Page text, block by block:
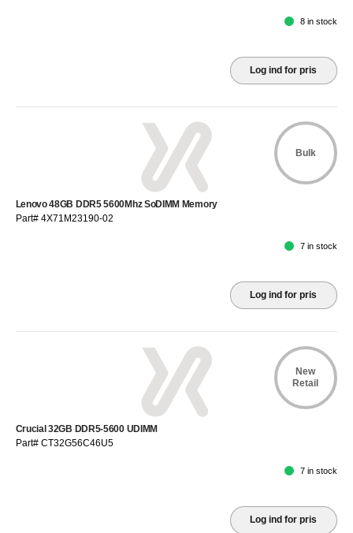
8 in stock
Log ind for pris
Bulk
Lenovo 48GB DDR5 5600Mhz SoDIMM Memory
Part# 4X71M23190-02
7 in stock
Log ind for pris
New
Retail
Crucial 32GB DDR5-5600 UDIMM
Part# CT32G56C46U5
7 in stock
Log ind for pris